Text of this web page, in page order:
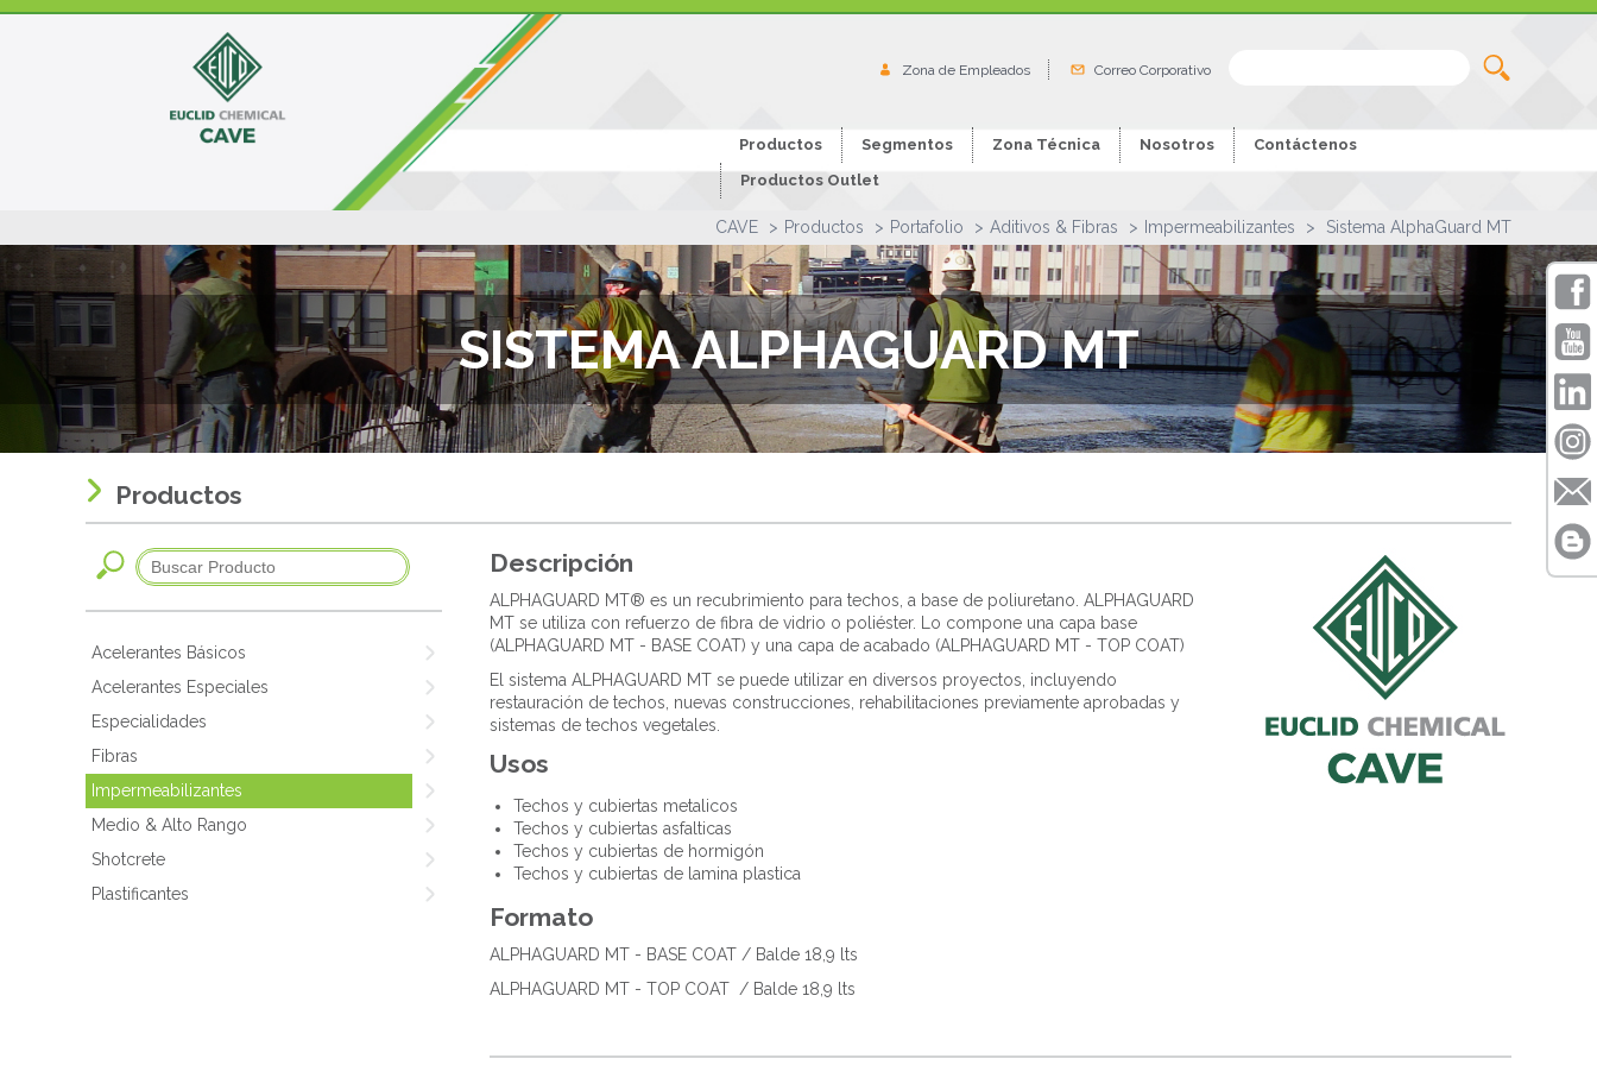
Zona de Empleados Correo Corporativo
Productos Segmentos Zona Técnica Nosotros
Contáctenos
Productos Outlet
CAVE Productos Portafolio Aditivos & Fibras Impermeabilizantes Sistema AlphaGuard MT
SISTEMA ALPHAGUARD MT
Productos
Acelerantes Básicos
Acelerantes Especiales
Especialidades
Fibras
Impermeabilizantes
Medio & Alto Rango
Shotcrete
Plastificantes
Descripción
ALPHAGUARD MT® es un recubrimiento para techos, a base de poliuretano. ALPHAGUARD
MT se utiliza con refuerzo de fibra de vidrio o poliéster. Lo compone una capa base
(ALPHAGUARD MT - BASE COAT) y una capa de acabado (ALPHAGUARD MT - TOP COAT)
El sistema ALPHAGUARD MT se puede utilizar en diversos proyectos, incluyendo
restauración de techos, nuevas construcciones, rehabilitaciones previamente aprobadas y
sistemas de techos vegetales.
Usos
Techos y cubiertas metalicos
Techos y cubiertas asfalticas
Techos y cubiertas de hormigón
Techos y cubiertas de lamina plastica
Formato
ALPHAGUARD MT - BASE COAT / Balde 18,9 lts
ALPHAGUARD MT - TOP COAT / Balde 18,9 lts